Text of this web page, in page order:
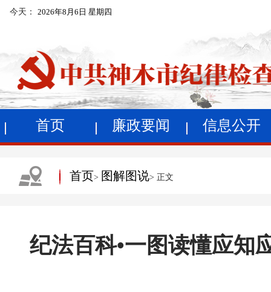
今天： 2026年8月6日 星期四
首页 廉政要闻 信息公开
首页> 图解图说> 正文
纪法百科•一图读懂应知